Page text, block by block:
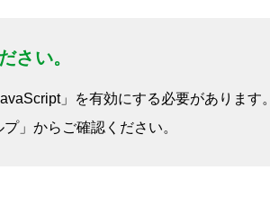
さい。
」を有効にする必要があります。
」からご確認ください。